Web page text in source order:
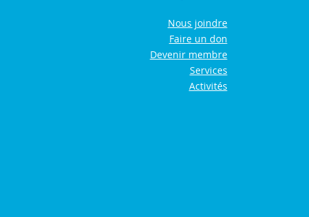
Nous joindre
Faire un don
Devenir membre
Services
Activités